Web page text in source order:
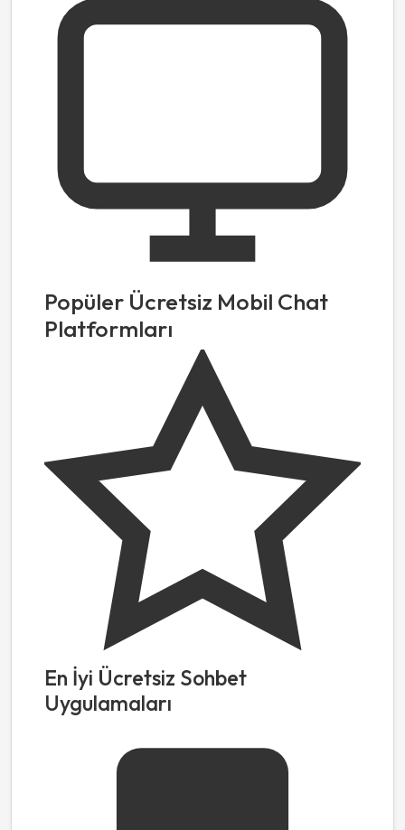
Popüler Ücretsiz Mobil Chat
Platformları
En İyi Ücretsiz Sohbet
Uygulamaları